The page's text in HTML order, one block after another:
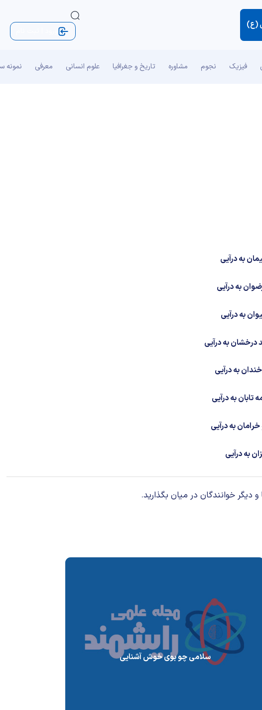
(ع)
فیزیک نجوم مشاوره تاریخ و جغرافیا علوم انسانی معرفی نمونه
به درآیی
به درآیی
به درآیی
به درآیی
به درآیی
به درآیی
به درآیی
به درآیی
خوانندگان در میان بگذارید.
سلامی چو بوی خوش آشنایی